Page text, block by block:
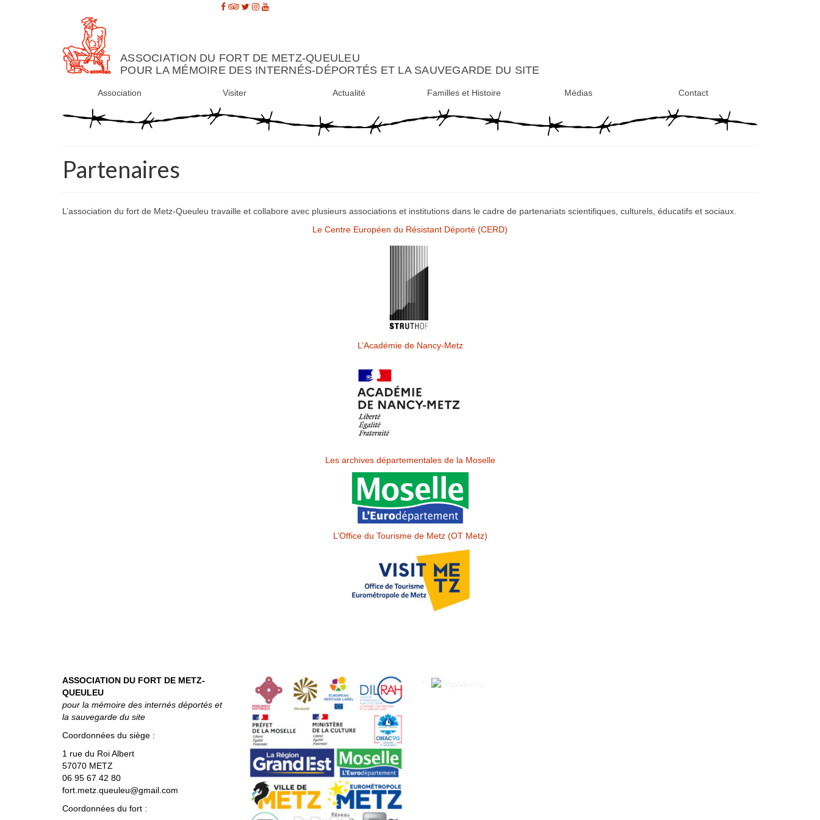
ASSOCIATION DU FORT DE METZ-QUEULEU
POUR LA MÉMOIRE DES INTERNÉS-DÉPORTÉS ET LA SAUVEGARDE DU SITE
Association Visiter Actualité Familles et Histoire Médias Contact
Partenaires
L’association du fort de Metz-Queuleu travaille et collabore avec plusieurs associations et institutions dans le cadre de partenariats scientifiques, culturels, éducatifs et sociaux.
Le Centre Européen du Résistant Déporté (CERD)
L’Académie de Nancy-Metz
Les archives départementales de la Moselle
L’Office du Tourisme de Metz (OT Metz)
ASSOCIATION DU FORT DE METZ-
QUEULEU
pour la mémoire des internés déportés et
la sauvegarde du site
Coordonnées du siège :
1 rue du Roi Albert
57070 METZ
06 95 67 42 80
fort.metz.queuleu@gmail.com
Coordonnées du fort :